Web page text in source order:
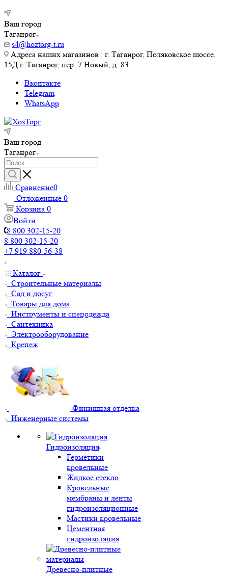
Ваш город
Таганрог
s4@hoztorg-t.ru
Адреса наших магазинов : г. Таганрог, Поляковское шоссе,
15Д г. Таганрог, пер. 7 Новый, д. 83
Вконтакте
Telegram
WhatsApp
Ваш город
Таганрог
Сравнение0
Отложенные 0
Корзина 0
Войти
8 800 302-15-20
8 800 302-15-20
+7 919 880-56-38
Каталог
Строительные материалы
Сад и досуг
Товары для дома
Инструменты и спецодежда
Сантехника
Электрооборудование
Крепеж
Финишная отделка
Инженерные системы
Гидроизоляция
Герметики
кровельные
Жидкое стекло
Кровельные
мембраны и ленты
гидроизоляционные
Мастики кровельные
Цементная
гидроизоляция
Древесно-плитные